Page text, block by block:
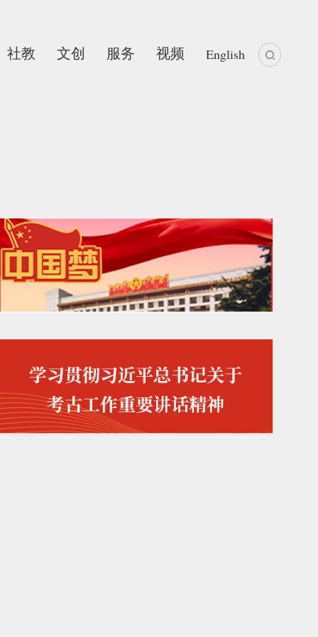
社教 文创 服务 视频 English